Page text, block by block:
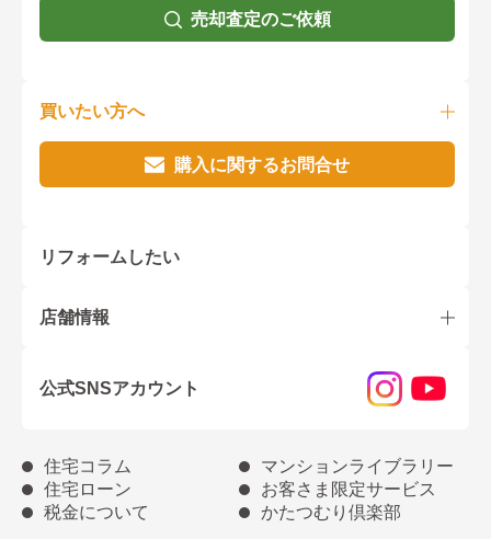
売却査定のご依頼
買いたい方へ
購入に関するお問合せ
リフォームしたい
店舗情報
公式SNSアカウント
住宅コラム
マンションライブラリー
住宅ローン
お客さま限定サービス
税金について
かたつむり倶楽部